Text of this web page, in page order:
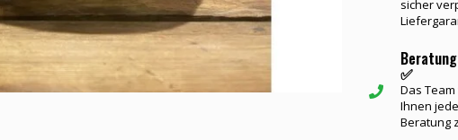
sicher
✅
Das
Ihnen
Beratung